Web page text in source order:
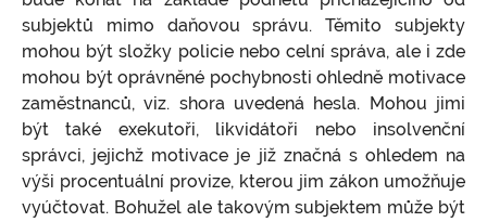
subjektů mimo daňovou správu. Těmito subjekty
mohou být složky policie nebo celní správa, ale i zde
mohou být oprávněné pochybnosti ohledně motivace
zaměstnanců, viz. shora uvedená hesla. Mohou jimi
být také exekutoři, likvidátoři nebo insolvenční
správci, jejichž motivace je již značná s ohledem na
výši procentuální provize, kterou jim zákon umožňuje
vyúčtovat. Bohužel ale takovým subjektem může být